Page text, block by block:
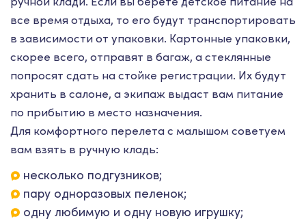
все время отдыха, то его будут транспортировать
в зависимости от упаковки. Картонные упаковки,
скорее всего, отправят в багаж, а стеклянные
попросят сдать на стойке регистрации. Их будут
хранить в салоне, а экипаж выдаст вам питание
по прибытию в место назначения.
Для комфортного перелета с малышом советуем
вам взять в ручную кладь:
несколько подгузников;
пару одноразовых пеленок;
одну любимую и одну новую игрушку;